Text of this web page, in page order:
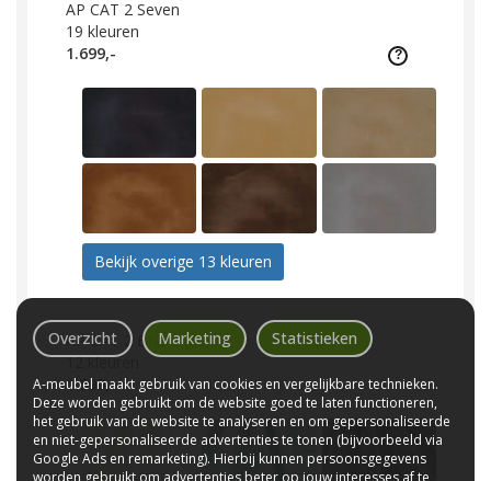
AP CAT 2 Seven
19 kleuren
1.699,-
Bekijk overige 13 kleuren
AP CAT 2 Brave Me
12 kleuren
1.699,-
Overzicht Marketing Statistieken
A-meubel maakt gebruik van cookies en vergelijkbare technieken.
Deze worden gebruikt om de website goed te laten functioneren,
het gebruik van de website te analyseren en om gepersonaliseerde
en niet-gepersonaliseerde advertenties te tonen (bijvoorbeeld via
Google Ads en remarketing). Hierbij kunnen persoonsgegevens
worden gebruikt om advertenties beter op jouw interesses af te